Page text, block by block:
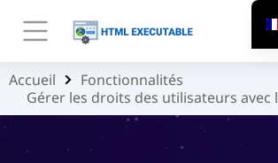
Vous êtes ici :
Accueil
Fonctionnalités
Gérer les droits des utilisateurs